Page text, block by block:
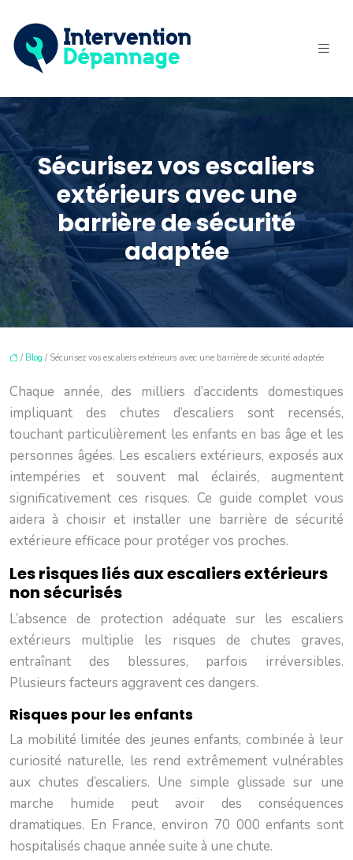
Sécurisez vos escaliers
extérieurs avec une
barrière de sécurité
adaptée
/ Blog / Sécurisez vos escaliers extérieurs avec une barrière de sécurité adaptée
Chaque année, des milliers d’accidents domestiques
impliquant des chutes d’escaliers sont recensés,
touchant particulièrement les enfants en bas âge et les
personnes âgées. Les escaliers extérieurs, exposés aux
intempéries et souvent mal éclairés, augmentent
significativement ces risques. Ce guide complet vous
aidera à choisir et installer une barrière de sécurité
extérieure efficace pour protéger vos proches.
Les risques liés aux escaliers extérieurs
non sécurisés
L’absence de protection adéquate sur les escaliers
extérieurs multiplie les risques de chutes graves,
entraînant des blessures, parfois irréversibles.
Plusieurs facteurs aggravent ces dangers.
Risques pour les enfants
La mobilité limitée des jeunes enfants, combinée à leur
curiosité naturelle, les rend extrêmement vulnérables
aux chutes d’escaliers. Une simple glissade sur une
marche humide peut avoir des conséquences
dramatiques. En France, environ 70 000 enfants sont
hospitalisés chaque année suite à une chute.